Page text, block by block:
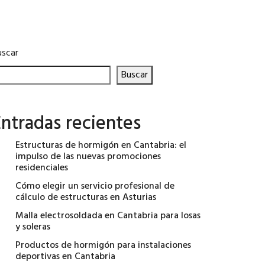
Buscar
recientes
Estructuras de hormigón en Cantabria: el
impulso de las nuevas promociones
residenciales
Cómo elegir un servicio profesional de
cálculo de estructuras en Asturias
Malla electrosoldada en Cantabria para losas
y soleras
Productos de hormigón para instalaciones
deportivas en Cantabria